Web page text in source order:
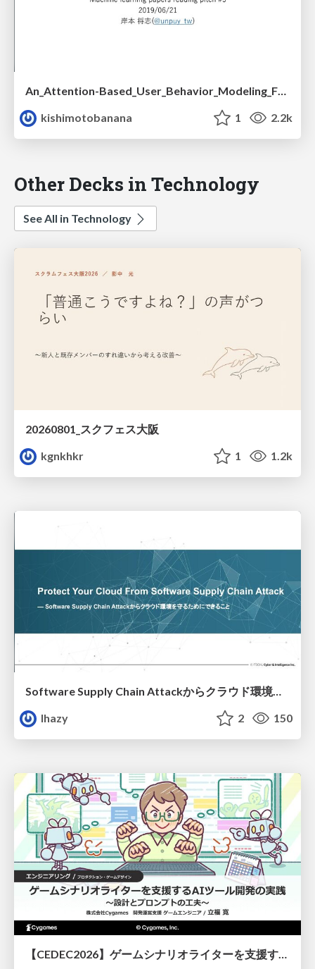
An_Attention-Based_User_Behavior_Modeling_Framework_for_Recommendation.pdf
kishimotobanana
1 2.2k
Other Decks in Technology
See All in Technology
20260801_スクフェス大阪
kgnkhkr
1 1.2k
Software Supply Chain Attackからクラウド環境を守るためにできること
lhazy
2 150